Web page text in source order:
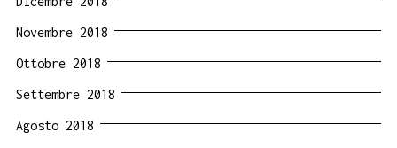
Novembre 2018
Ottobre 2018
Settembre 2018
Agosto 2018